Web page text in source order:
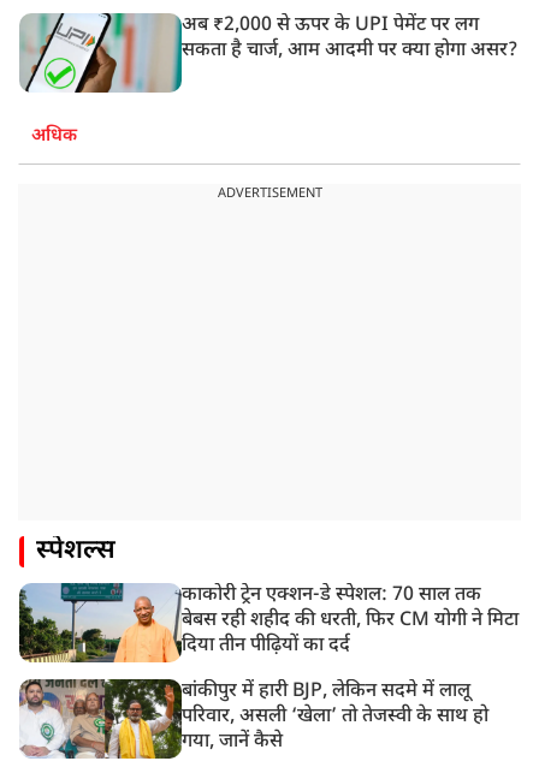
अब ₹2,000 से ऊपर के UPI पेमेंट पर लग
सकता है चार्ज, आम आदमी पर क्या होगा असर?
अधिक
ADVERTISEMENT
स्पेशल्स
काकोरी ट्रेन एक्शन-डे स्पेशल: 70 साल तक
बेबस रही शहीद की धरती, फिर CM योगी ने मिटा
दिया तीन पीढ़ियों का दर्द
बांकीपुर में हारी BJP, लेकिन सदमे में लालू
परिवार, असली ‘खेला’ तो तेजस्वी के साथ हो
गया, जानें कैसे